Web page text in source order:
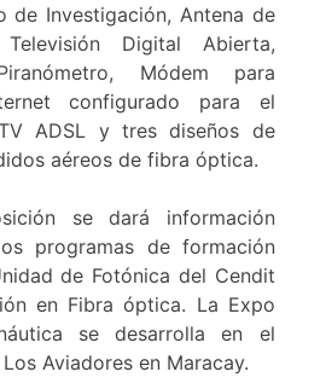
de Investigación, Antena de
Digital Abierta,
Módem para
configurado para el
ADSL y tres diseños de
aéreos de fibra óptica.
se dará información
programas de formación
de Fotónica del Cendit
en Fibra óptica. La Expo
se desarrolla en el
Aviadores en Maracay.